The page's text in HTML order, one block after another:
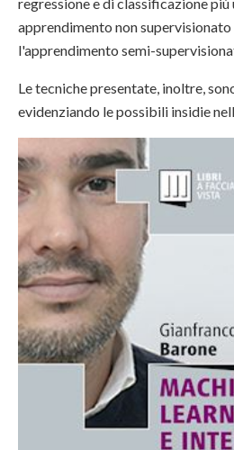
apprendimento non
l'apprendimento semi-
Le tecniche presentate, inoltre,
evidenziando le possibili insidie